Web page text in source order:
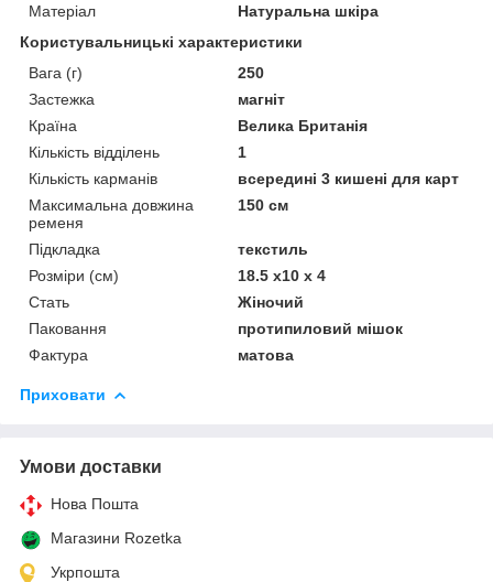
Матеріал
Натуральна шкіра
Користувальницькі характеристики
Вага (г)
250
Застежка
магніт
Країна
Велика Британія
Кількість відділень
1
Кількість карманів
всередині 3 кишені для карт
Максимальна довжина
ременя
150 см
Підкладка
текстиль
Розміри (см)
18.5 х10 х 4
Стать
Жіночий
Паковання
протипиловий мішок
Фактура
матова
Приховати
Умови доставки
Нова Пошта
Магазини Rozetka
Укрпошта